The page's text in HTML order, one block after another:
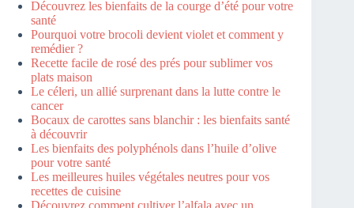
Découvrez les bienfaits de la courge d’été pour votre
santé
Pourquoi votre brocoli devient violet et comment y
remédier ?
Recette facile de rosé des prés pour sublimer vos
plats maison
Le céleri, un allié surprenant dans la lutte contre le
cancer
Bocaux de carottes sans blanchir : les bienfaits santé
à découvrir
Les bienfaits des polyphénols dans l’huile d’olive
pour votre santé
Les meilleures huiles végétales neutres pour vos
recettes de cuisine
Découvrez comment cultiver l’alfala avec un